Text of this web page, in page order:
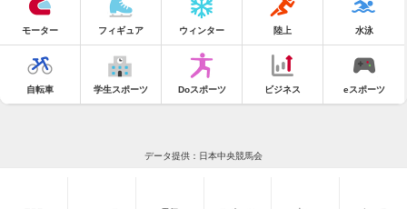
モーター フィギュア ウィンター 陸上 水泳
自転車 学生スポーツ Doスポーツ ビジネス eスポーツ
データ提供：日本中央競馬会